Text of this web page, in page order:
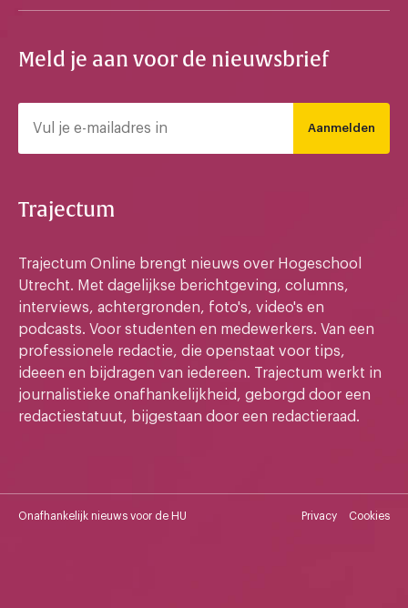
Meld je aan voor de nieuwsbrief
Aanmelden
Trajectum
Trajectum Online brengt nieuws over Hogeschool
Utrecht. Met dagelijkse berichtgeving, columns,
interviews, achtergronden, foto's, video's en
podcasts. Voor studenten en medewerkers. Van een
professionele redactie, die openstaat voor tips,
ideeen en bijdragen van iedereen. Trajectum werkt in
journalistieke onafhankelijkheid, geborgd door een
redactiestatuut, bijgestaan door een redactieraad.
Onafhankelijk nieuws voor de HU Privacy Cookies